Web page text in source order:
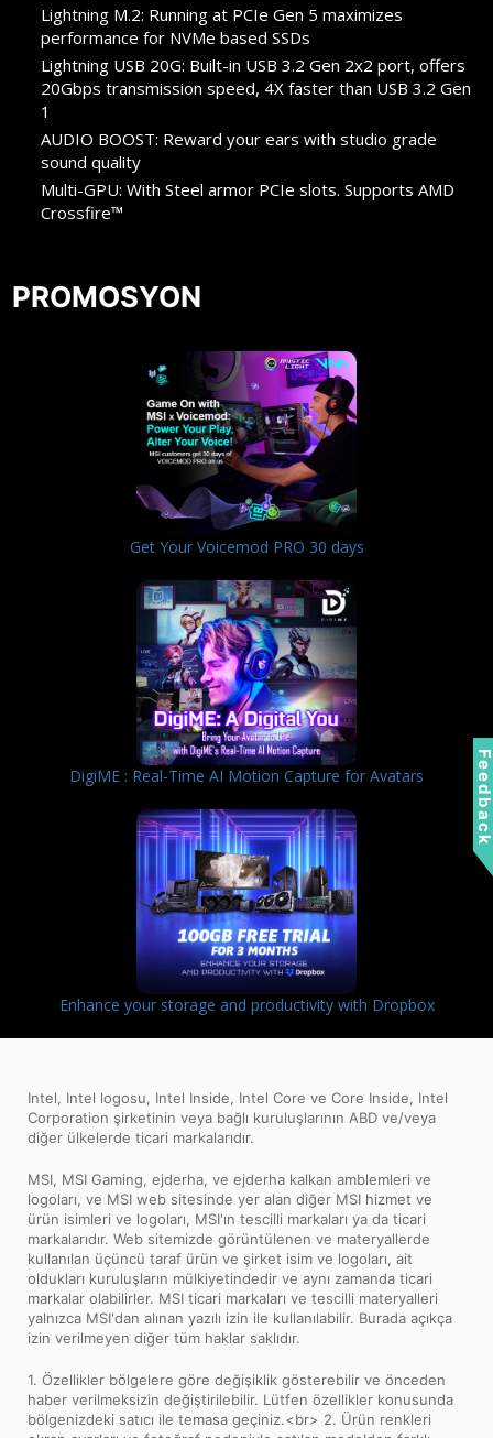
Lightning M.2: Running at PCIe Gen 5 maximizes
performance for NVMe based SSDs
Lightning USB 20G: Built-in USB 3.2 Gen 2x2 port, offers
20Gbps transmission speed, 4X faster than USB 3.2 Gen
1
AUDIO BOOST: Reward your ears with studio grade
sound quality
Multi-GPU: With Steel armor PCIe slots. Supports AMD
Crossfire™
PROMOSYON
Get Your Voicemod PRO 30 days
DigiME : Real-Time AI Motion Capture for Avatars
Enhance your storage and productivity with Dropbox
Intel, Intel logosu, Intel Inside, Intel Core ve Core Inside, Intel
Corporation şirketinin veya bağlı kuruluşlarının ABD ve/veya
diğer ülkelerde ticari markalarıdır.
MSI, MSI Gaming, ejderha, ve ejderha kalkan amblemleri ve
logoları, ve MSI web sitesinde yer alan diğer MSI hizmet ve
ürün isimleri ve logoları, MSI'ın tescilli markaları ya da ticari
markalarıdır. Web sitemizde görüntülenen ve materyallerde
kullanılan üçüncü taraf ürün ve şirket isim ve logoları, ait
oldukları kuruluşların mülkiyetindedir ve aynı zamanda ticari
markalar olabilirler. MSI ticari markaları ve tescilli materyalleri
yalnızca MSI'dan alınan yazılı izin ile kullanılabilir. Burada açıkça
izin verilmeyen diğer tüm haklar saklıdır.
1. Özellikler bölgelere göre değişiklik gösterebilir ve önceden
haber verilmeksizin değiştirilebilir. Lütfen özellikler konusunda
bölgenizdeki satıcı ile temasa geçiniz.<br> 2. Ürün renkleri